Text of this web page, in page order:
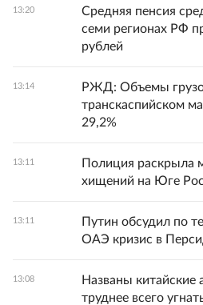
13:20
Средняя пенсия
семи регионах РФ
рублей
13:14
РЖД: Объемы
транскаспийском
29,2%
13:11
Полиция раскрыла
хищений на Юге
13:11
Путин обсудил по
ОАЭ кризис в
13:08
Названы
труднее всего